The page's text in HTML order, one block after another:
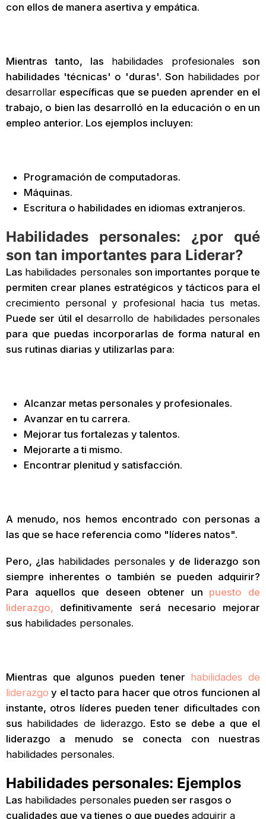
con ellos de manera asertiva y empática.
Mientras tanto, las habilidades profesionales son
habilidades 'técnicas' o 'duras'. Son habilidades por
desarrollarespecíficas que se pueden aprender en el
trabajo, o bien las desarrolló en la educación o en un
empleo anterior. Los ejemplos incluyen:
Programación de computadoras.
Máquinas.
Escritura o habilidades en idiomas extranjeros.
Habilidades personales: ¿por qué
son tan importantes para Liderar?
Las habilidades personalesson importantes porque te
permiten crear planes estratégicos y tácticos para el
crecimiento personal y profesional hacia tus metas.
Puede ser útil el desarrollo de habilidades personales
para que puedas incorporarlas de forma natural en
sus rutinas diarias y utilizarlas para:
Alcanzar metas personales y profesionales.
Avanzar en tu carrera.
Mejorar tus fortalezas y talentos.
Mejorarte a ti mismo.
Encontrar plenitud y satisfacción.
A menudo, nos hemos encontrado con personas a
las que se hace referencia como "líderes natos".
Pero, ¿las habilidades personalesy de liderazgo son
siempre inherentes o también se pueden adquirir?
Para aquellos que deseen obtener un puesto de
liderazgo, definitivamente será necesario mejorar
sus habilidades personales.
Mientras que algunos pueden tener habilidades de
liderazgo y el tacto para hacer que otros funcionen al
instante, otros líderes pueden tener dificultades con
sus habilidades de liderazgo. Esto se debe a que el
liderazgo a menudo se conecta con nuestras
habilidades personales.
Habilidades personales: Ejemplos
Las habilidades personalespueden ser rasgos o
cualidades que ya tienes o que puedes adquirir a